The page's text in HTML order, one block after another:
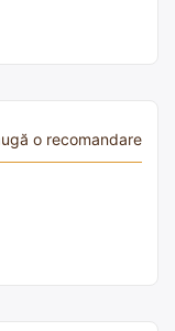
o recomandare